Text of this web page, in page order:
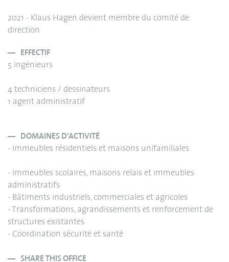
2021 - Klaus Hagen devient membre du comité de
direction
EFFECTIF
5 ingénieurs
4 techniciens / dessinateurs
1 agent administratif
DOMAINES D'ACTIVITÉ
- Immeubles résidentiels et maisons unifamiliales
- Immeubles scolaires, maisons relais et immeubles
administratifs
- Bâtiments industriels, commerciales et agricoles
- Transformations, agrandissements et renforcement de
structures existantes
- Coordination sécurité et santé
SHARE THIS OFFICE